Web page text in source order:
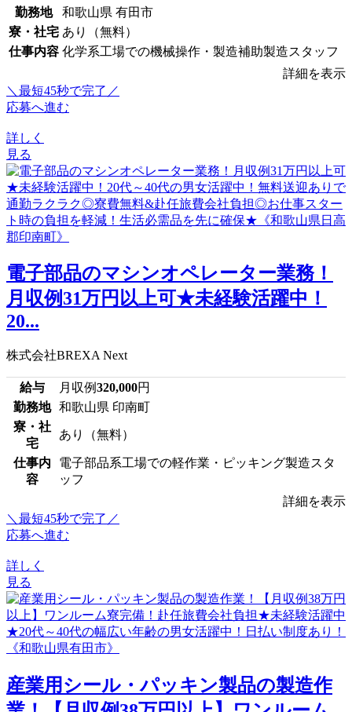
勤務地
和歌山県 有田市
寮・社宅 あり（無料）
仕事内容 化学系工場での機械操作・製造補助製造スタッフ
詳細を表示
＼最短45秒で完了／
応募へ進む
詳しく
見る
電子部品のマシンオペレーター業務！
月収例31万円以上可★未経験活躍中！
20...
株式会社BREXA Next
給与 月収例320,000円
勤務地 和歌山県 印南町
寮・社
宅
あり（無料）
仕事内
容
電子部品系工場での軽作業・ピッキング製造スタ
ッフ
詳細を表示
＼最短45秒で完了／
応募へ進む
詳しく
見る
産業用シール・パッキン製品の製造作